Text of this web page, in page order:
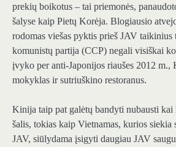
prekių boikotus – tai priemonės,
šalyse kaip Pietų Korėja. Blogiausio
rodomas viešas pyktis prieš JAV
komunistų partija (CCP) negali visiškai
įvyko per anti-Japonijos riaušes 2012 m.,
mokyklas ir sutriuškino restoranus.
Kinija taip pat galėtų bandyti nubausti
šalis, tokias kaip Vietnamas, kurios siekia
JAV, siūlydama įsigyti daugiau JAV